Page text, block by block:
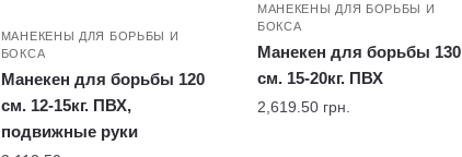
МАНЕКЕНЫ ДЛЯ БОРЬБЫ И
БОКСА
Манекен для борьбы 120
см. 12-15кг. ПВХ,
подвижные руки
МАНЕКЕНЫ ДЛЯ БОРЬБЫ И
БОКСА
Манекен для борьбы 130
см. 15-20кг. ПВХ
2,619.50 грн.